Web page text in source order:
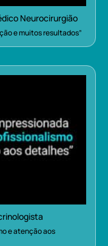
Neurocirurgião
e muitos resultados”
e atenção aos